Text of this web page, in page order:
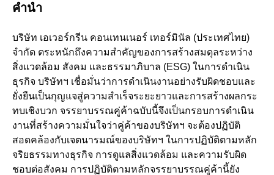
คำนำ
บริษัท เอเวอร์กรีน คอนเทนเนอร์ เทอร์มินัล (ประเทศไทย)
จำกัด ตระหนักถึงความสำคัญของการสร้างสมดุลระหว่าง
สิ่งแวดล้อม สังคม และธรรมาภิบาล (ESG) ในการดำเนิน
ธุรกิจ บริษัทฯ เชื่อมั่นว่าการดำเนินงานอย่างรับผิดชอบและ
ยั่งยืนเป็นกุญแจสู่ความสำเร็จระยะยาวและการสร้างผลกระ
ทบเชิงบวก จรรยาบรรณคู่ค้าฉบับนี้จึงเป็นกรอบการดำเนิน
งานที่สร้างความมั่นใจว่าคู่ค้าของบริษัทฯ จะต้องปฏิบัติ
สอดคล้องกับเจตนารมณ์ของบริษัทฯ ในการปฏิบัติตามหลัก
จริยธรรมทางธุรกิจ การดูแลสิ่งแวดล้อม และความรับผิด
ชอบต่อสังคม การปฏิบัติตามหลักจรรยาบรรณคู่ค้านี้ยัง